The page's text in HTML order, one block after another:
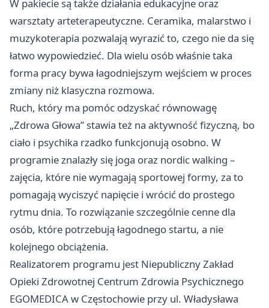
W pakiecie są także działania edukacyjne oraz
warsztaty arteterapeutyczne. Ceramika, malarstwo i
muzykoterapia pozwalają wyrazić to, czego nie da się
łatwo wypowiedzieć. Dla wielu osób właśnie taka
forma pracy bywa łagodniejszym wejściem w proces
zmiany niż klasyczna rozmowa.
Ruch, który ma pomóc odzyskać równowagę
„Zdrowa Głowa” stawia też na aktywność fizyczną, bo
ciało i psychika rzadko funkcjonują osobno. W
programie znalazły się joga oraz nordic walking –
zajęcia, które nie wymagają sportowej formy, za to
pomagają wyciszyć napięcie i wrócić do prostego
rytmu dnia. To rozwiązanie szczególnie cenne dla
osób, które potrzebują łagodnego startu, a nie
kolejnego obciążenia.
Realizatorem programu jest Niepubliczny Zakład
Opieki Zdrowotnej Centrum Zdrowia Psychicznego
EGOMEDICA w Częstochowie przy ul. Władysława